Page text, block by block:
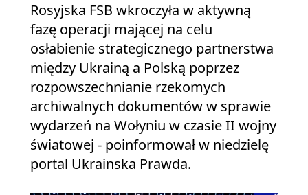
Rosyjska FSB wkroczyła w aktywną
fazę operacji mającej na celu
osłabienie strategicznego partnerstwa
między Ukrainą a Polską poprzez
rozpowszechnianie rzekomych
archiwalnych dokumentów w sprawie
wydarzeń na Wołyniu w czasie II wojny
światowej - poinformował w niedzielę
portal Ukrainska Prawda.